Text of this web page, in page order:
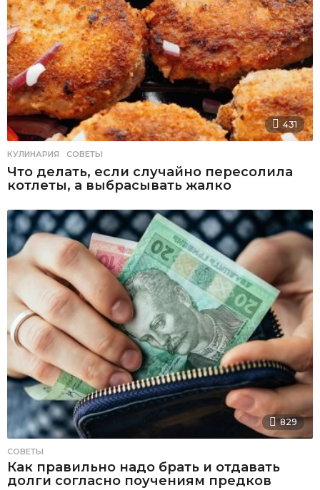
431
КУЛИНАРИЯ ,СОВЕТЫ
Что делать, если случайно пересолила
котлеты, а выбрасывать жалко
829
СОВЕТЫ
Как правильно надо брать и отдавать
долги согласно поучениям предков